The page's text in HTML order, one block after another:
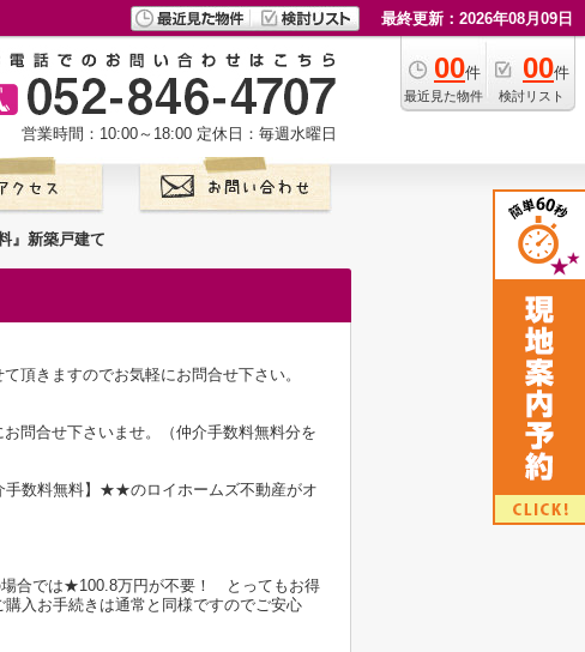
最終更新：2026年08月09日
00件
最近見た物件
00件
検討リスト
営業時間：10:00～18:00 定休日：毎週水曜日
』新築戸建て
頂きますのでお気軽にお問合せ下さい。
問合せ下さいませ。（仲介手数料無料分を
手数料無料】★★のロイホームズ不動産がオ
合では★100.8万円が不要！ とってもお得
入お手続きは通常と同様ですのでご安心